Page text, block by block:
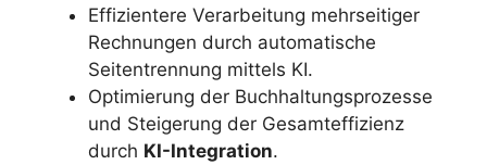
Effizientere Verarbeitung mehrseitiger
Rechnungen durch automatische
Seitentrennung mittels KI.
Optimierung der Buchhaltungsprozesse
und Steigerung der Gesamteffizienz
durch KI-Integration.